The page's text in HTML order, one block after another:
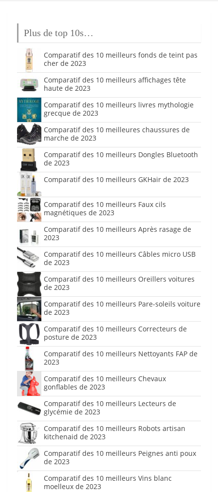
Plus de top 10s…
Comparatif des 10 meilleurs fonds de teint pas
cher de 2023
Comparatif des 10 meilleurs affichages tête
haute de 2023
Comparatif des 10 meilleurs livres mythologie
grecque de 2023
Comparatif des 10 meilleures chaussures de
marche de 2023
Comparatif des 10 meilleurs Dongles Bluetooth
de 2023
Comparatif des 10 meilleurs GKHair de 2023
Comparatif des 10 meilleurs Faux cils
magnétiques de 2023
Comparatif des 10 meilleurs Après rasage de
2023
Comparatif des 10 meilleurs Câbles micro USB
de 2023
Comparatif des 10 meilleurs Oreillers voitures
de 2023
Comparatif des 10 meilleurs Pare-soleils voiture
de 2023
Comparatif des 10 meilleurs Correcteurs de
posture de 2023
Comparatif des 10 meilleurs Nettoyants FAP de
2023
Comparatif des 10 meilleurs Chevaux
gonflables de 2023
Comparatif des 10 meilleurs Lecteurs de
glycémie de 2023
Comparatif des 10 meilleurs Robots artisan
kitchenaid de 2023
Comparatif des 10 meilleurs Peignes anti poux
de 2023
Comparatif des 10 meilleurs Vins blanc
moelleux de 2023